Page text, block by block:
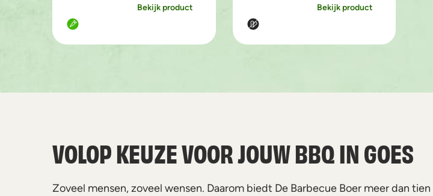
Bekijk product Bekijk product
VOLOP KEUZE VOOR JOUW BBQ IN GOES
Zoveel mensen, zoveel wensen. Daarom biedt De Barbecue Boer meer dan